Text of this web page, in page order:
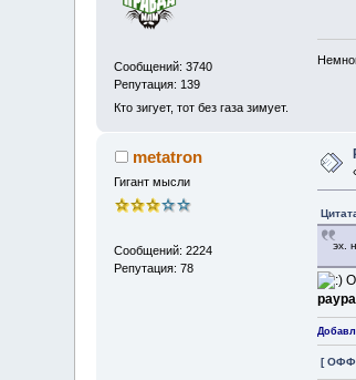
Сообщений: 3740
Репутация: 139
Кто зигует, тот без газа зимует.
metatron
Гигант мысли
Сообщений: 2224
Репутация: 78
эх.
[